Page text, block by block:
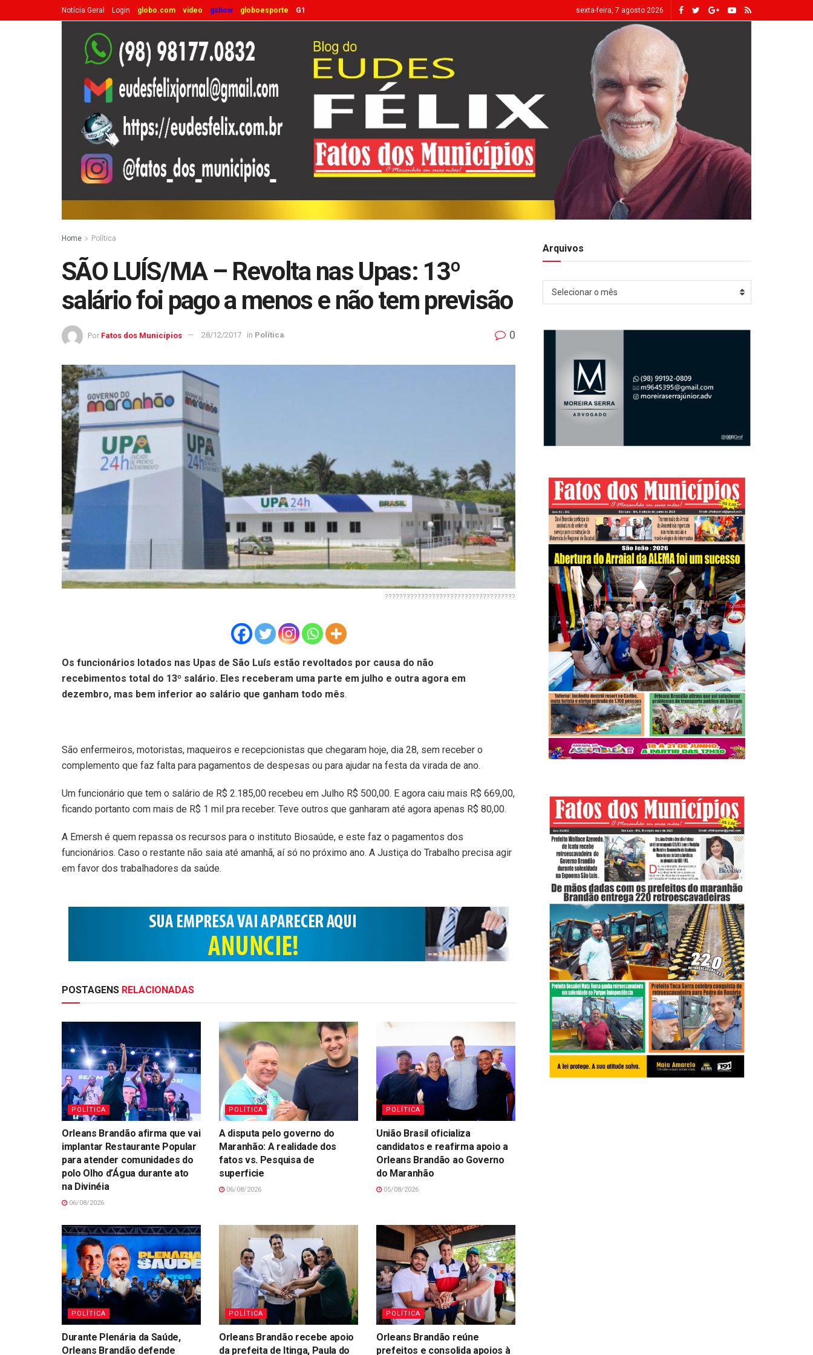
Notícia Geral Login globo.com vídeo gshow globoesporte G1 sexta-feira, 7 agosto 2026
Home Política
SÃO LUÍS/MA – Revolta nas Upas: 13º
salário foi pago a menos e não tem previsão
Por Fatos dos Municípios 28/12/2017 in Política 0
????????????????????????????????????
Os funcionários lotados nas Upas de São Luís estão revoltados por causa do não
recebimentos total do 13º salário. Eles receberam uma parte em julho e outra agora em
dezembro, mas bem inferior ao salário que ganham todo mês.
São enfermeiros, motoristas, maqueiros e recepcionistas que chegaram hoje, dia 28, sem receber o
complemento que faz falta para pagamentos de despesas ou para ajudar na festa da virada de ano.
Um funcionário que tem o salário de R$ 2.185,00 recebeu em Julho R$ 500,00. E agora caiu mais R$ 669,00,
ficando portanto com mais de R$ 1 mil pra receber. Teve outros que ganharam até agora apenas R$ 80,00.
A Emersh é quem repassa os recursos para o instituto Biosaúde, e este faz o pagamentos dos
funcionários. Caso o restante não saia até amanhã, aí só no próximo ano. A Justiça do Trabalho precisa agir
em favor dos trabalhadores da saúde.
POSTAGENS RELACIONADAS
POLÍTICA
Orleans Brandão afirma que vai
implantar Restaurante Popular
para atender comunidades do
polo Olho d’Água durante ato
na Divinéia
06/08/2026
POLÍTICA
A disputa pelo governo do
Maranhão: A realidade dos
fatos vs. Pesquisa de
superficie
06/08/2026
POLÍTICA
União Brasil oficializa
candidatos e reafirma apoio a
Orleans Brandão ao Governo
do Maranhão
05/08/2026
POLÍTICA
Durante Plenária da Saúde,
Orleans Brandão defende
POLÍTICA
Orleans Brandão recebe apoio
da prefeita de Itinga, Paula do
POLÍTICA
Orleans Brandão reúne
prefeitos e consolida apoios à
Arquivos
Arquivos
Selecionar o mês